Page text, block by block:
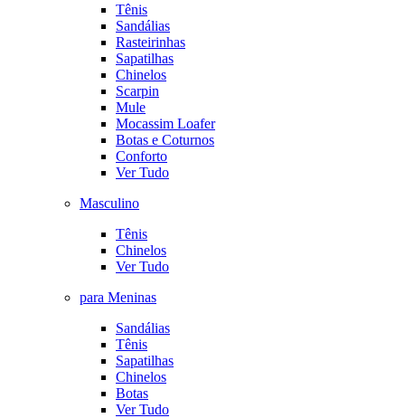
Tênis
Sandálias
Rasteirinhas
Sapatilhas
Chinelos
Scarpin
Mule
Mocassim Loafer
Botas e Coturnos
Conforto
Ver Tudo
Masculino
Tênis
Chinelos
Ver Tudo
para Meninas
Sandálias
Tênis
Sapatilhas
Chinelos
Botas
Ver Tudo